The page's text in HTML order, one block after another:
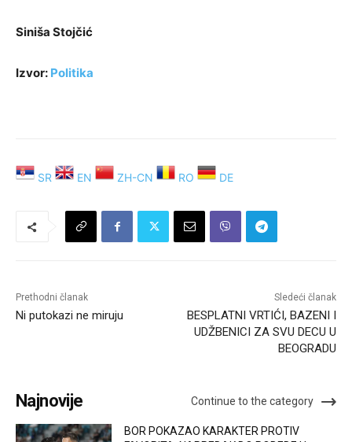
Siniša Stojčić
Izvor: Politika
SR EN ZH-CN RO DE
Prethodni članak
Ni putokazi ne miruju
Sledeći članak
BESPLATNI VRTIĆI, BAZENI I
UDŽBENICI ZA SVU DECU U
BEOGRADU
Najnovije Continue to the category
BOR POKAZAO KARAKTER PROTIV